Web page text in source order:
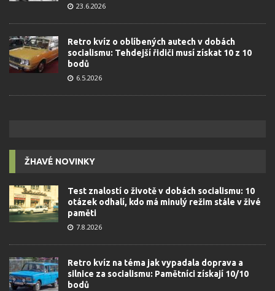
23.6.2026
Retro kvíz o oblíbených autech v dobách
socialismu: Tehdejší řidiči musí získat 10 z 10
bodů
6.5.2026
ŽHAVÉ NOVINKY
Test znalostí o životě v dobách socialismu: 10
otázek odhalí, kdo má minulý režim stále v živé
paměti
7.8.2026
Retro kvíz na téma jak vypadala doprava a
silnice za socialismu: Pamětníci získají 10/10
bodů